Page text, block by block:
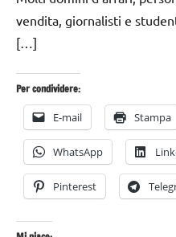
vendita, giornalisti e
[…]
Per condividere:
E-mail Stampa
WhatsApp
Pinterest